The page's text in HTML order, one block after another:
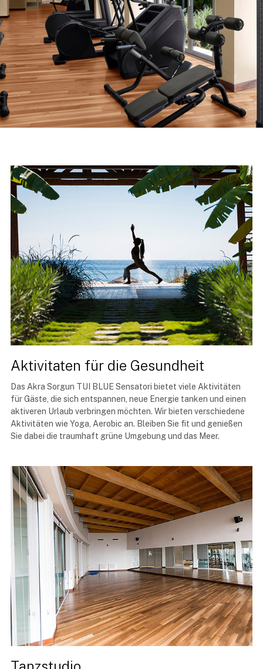
Aktivitaten für die Gesundheit
Das Akra Sorgun TUI BLUE Sensatori bietet viele Aktivitäten
für Gäste, die sich entspannen, neue Energie tanken und einen
aktiveren Urlaub verbringen möchten. Wir bieten verschiedene
Aktivitäten wie Yoga, Aerobic an. Bleiben Sie fit und genießen
Sie dabei die traumhaft grüne Umgebung und das Meer.